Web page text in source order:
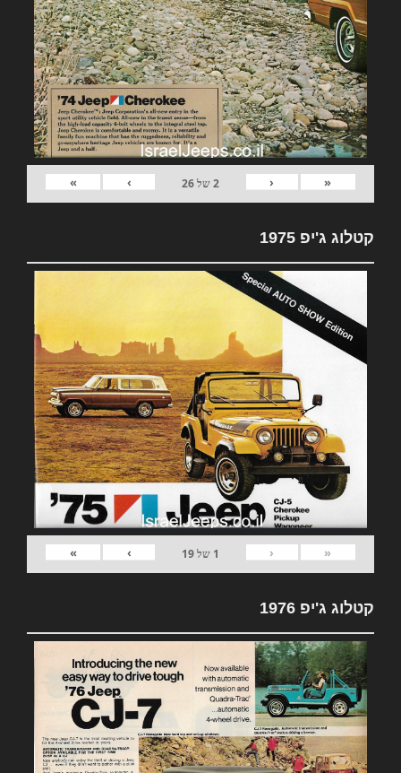
«
‹
2של26
›
»
קטלוג ג'יפ 1975
«
‹
1 של19
›
»
קטלוג ג'יפ 1976